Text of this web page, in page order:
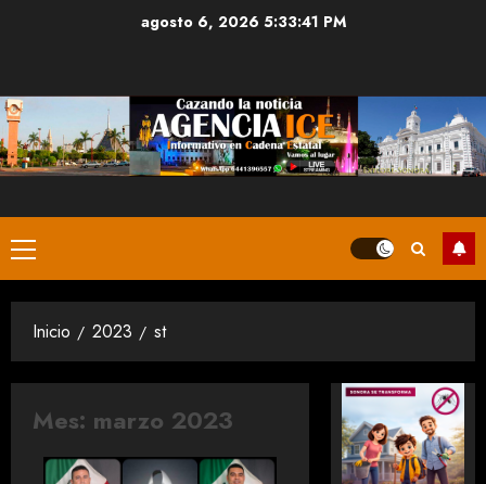
agosto 6, 2026 5:33:42 PM
Menú
principal
Inicio 2023 st
Mes: marzo 2023